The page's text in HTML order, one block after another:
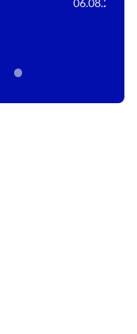
06.08.2026